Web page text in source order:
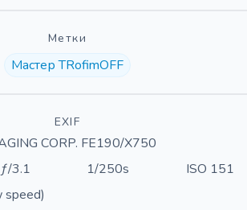
Метки
Мастер TRofimOFF
EXIF
CORP. FE190/X750
ƒ/3.1 1/250s
ISO 151
speed)